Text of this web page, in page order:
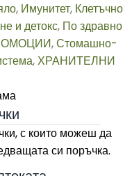
, Имунитет, Клетъчно
и детокс, По здравно
,Стомашно-
,ХРАНИТЕЛНИ
с които можеш да
си поръчка.